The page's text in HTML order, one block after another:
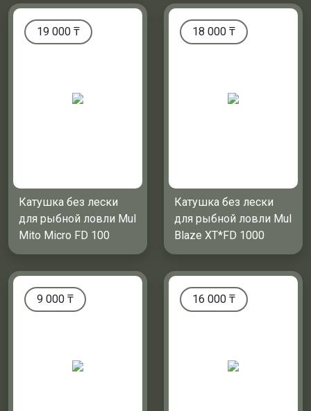
19 000 ₸
Катушка без лески
для рыбной ловли Mul
Mito Micro FD 100
18 000 ₸
Катушка без лески
для рыбной ловли Mul
Blaze XT*FD 1000
9 000 ₸ 16 000 ₸